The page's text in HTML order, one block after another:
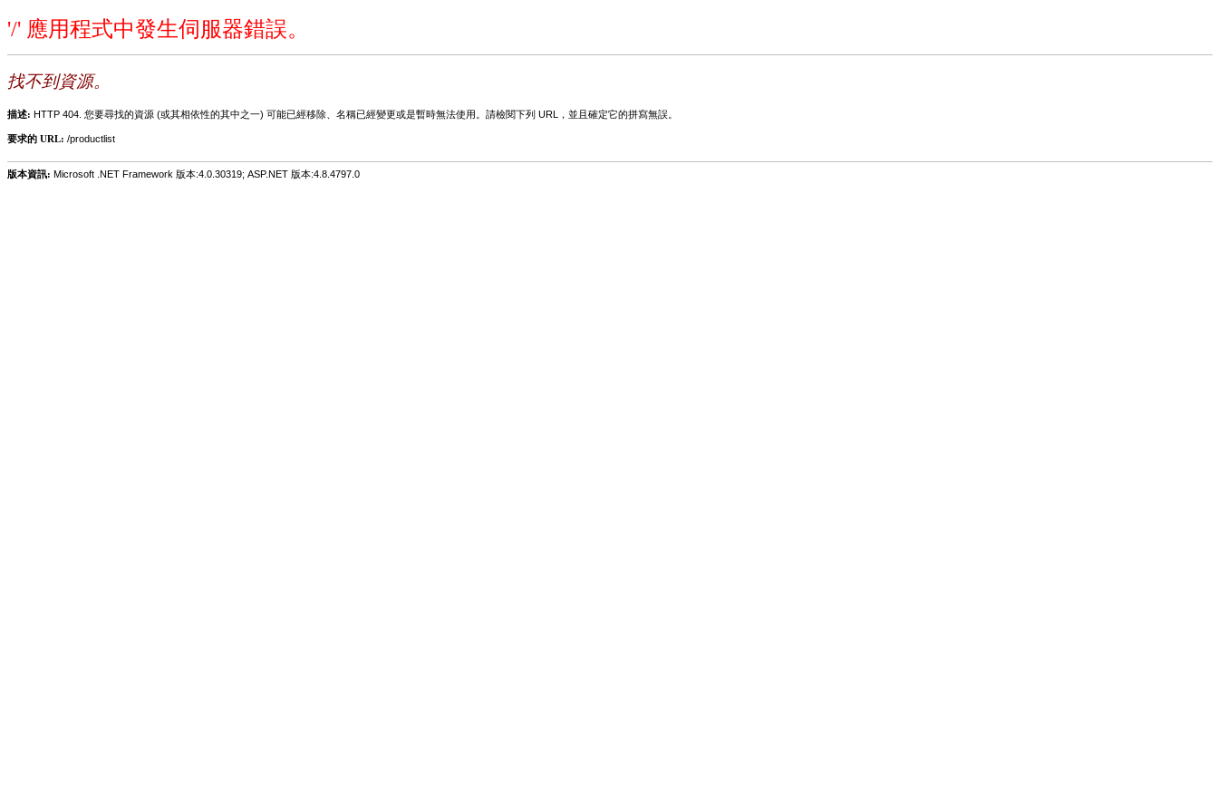
'/' 應用程式中發生伺服器錯誤。
找不到資源。
描述: HTTP 404. 您要尋找的資源 (或其相依性的其中之一) 可能已經移除、名稱已經變更或是暫時無法使用。請檢閱下列 URL，並且確定它的拼寫無誤。
要求的 URL: /productlist
版本資訊: Microsoft .NET Framework 版本:4.0.30319; ASP.NET 版本:4.8.4797.0